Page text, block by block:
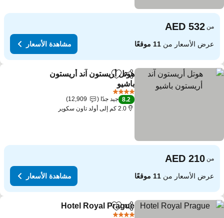
من
عرض الأسعار من11 موقعًا مشاهدة الأسعار
مشاركةAdd to favorites
هوتل أريستون آند أريستون
باشيو
8.2 جيد جدًا
12,909
2.0 كم إلى أولد تاون سكوير
من
عرض الأسعار من11 موقعًا مشاهدة الأسعار
مشاركةAdd to favorites
Hotel Royal Prague